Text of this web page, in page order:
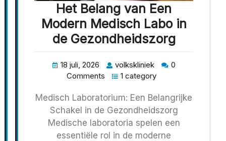
Het Belang van Een
Modern Medisch Labo in
de Gezondheidszorg
18 juli, 2026 volkskliniek
0
Comments
1 category
Medisch Laboratorium: Een Belangrijke
Schakel in de Gezondheidszorg
Medische laboratoria spelen een
essentiële rol in de moderne